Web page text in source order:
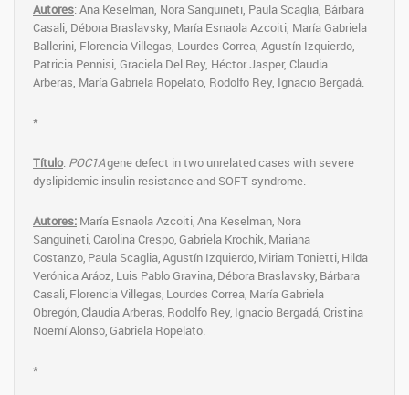
Autores: Ana Keselman, Nora Sanguineti, Paula Scaglia, Bárbara
Casali, Débora Braslavsky, María Esnaola Azcoiti, María Gabriela
Ballerini, Florencia Villegas, Lourdes Correa, Agustín Izquierdo,
Patricia Pennisi, Graciela Del Rey, Héctor Jasper, Claudia
Arberas, María Gabriela Ropelato, Rodolfo Rey, Ignacio Bergadá.
*
Título: POC1Agene defect in two unrelated cases with severe
dyslipidemic insulin resistance and SOFT syndrome.
Autores: María Esnaola Azcoiti, Ana Keselman, Nora
Sanguineti, Carolina Crespo, Gabriela Krochik, Mariana
Costanzo, Paula Scaglia, Agustín Izquierdo, Miriam Tonietti, Hilda
Verónica Aráoz, Luis Pablo Gravina, Débora Braslavsky, Bárbara
Casali, Florencia Villegas, Lourdes Correa, María Gabriela
Obregón, Claudia Arberas, Rodolfo Rey, Ignacio Bergadá, Cristina
Noemí Alonso, Gabriela Ropelato.
*